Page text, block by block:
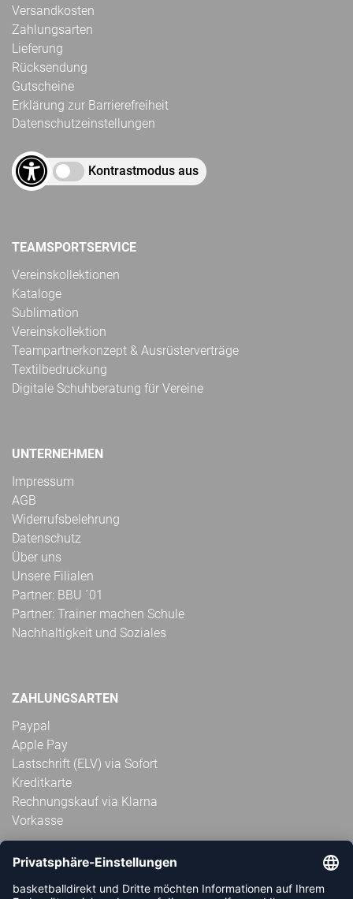
Versandkosten
Zahlungsarten
Lieferung
Rücksendung
Gutscheine
Erklärung zur Barrierefreiheit
Datenschutzeinstellungen
Kontrastmodus aus
TEAMSPORTSERVICE
Vereinskollektionen
Kataloge
Sublimation
Vereinskollektion
Teampartnerkonzept & Ausrüsterverträge
Textilbedruckung
Digitale Schuhberatung für Vereine
UNTERNEHMEN
Impressum
AGB
Widerrufsbelehrung
Datenschutz
Über uns
Unsere Filialen
Partner: BBU ´01
Partner: Trainer machen Schule
Nachhaltigkeit und Soziales
ZAHLUNGSARTEN
Paypal
Apple Pay
Lastschrift (ELV) via Sofort
Kreditkarte
Rechnungskauf via Klarna
Vorkasse
ABONNIERE JETZT DEN KOSTENLOSEN
HANDBALLDIREKT-NEWSLETTER UND VERPASSE KEINE